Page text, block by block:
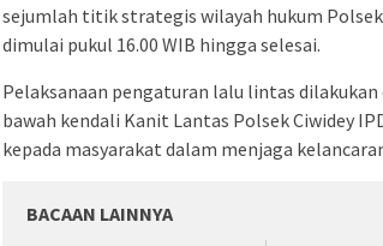
sejumlah titik strategis wilayah hukum
dimulai pukul 16.00 WIB hingga selesai.
Pelaksanaan pengaturan lalu lintas
bawah kendali Kanit Lantas Polsek Ciwidey
kepada masyarakat dalam menjaga
BACAAN LAINNYA